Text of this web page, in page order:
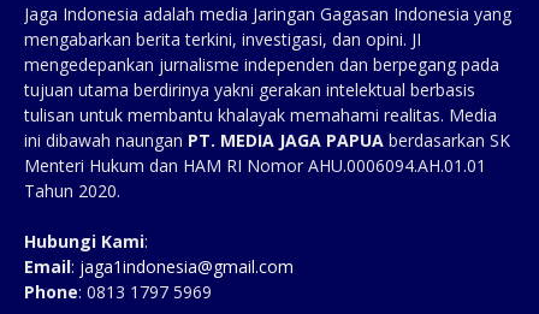
Jaga Indonesia adalah media Jaringan Gagasan Indonesia yang
mengabarkan berita terkini, investigasi, dan opini. JI
mengedepankan jurnalisme independen dan berpegang pada
tujuan utama berdirinya yakni gerakan intelektual berbasis
tulisan untuk membantu khalayak memahami realitas. Media
ini dibawah naungan PT. MEDIA JAGA PAPUA berdasarkan SK
Menteri Hukum dan HAM RI Nomor AHU.0006094.AH.01.01
Tahun 2020.
Hubungi Kami:
Email: jaga1indonesia@gmail.com
Phone: 0813 1797 5969